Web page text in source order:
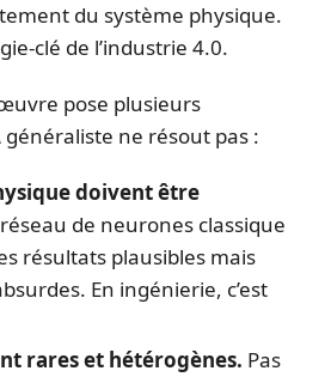
du système physique.
clé de l’industrie 4.0.
pose plusieurs
généraliste ne résout pas :
doivent être
de neurones classique
résultats plausibles mais
En ingénierie, c’est
rares et hétérogènes. Pas